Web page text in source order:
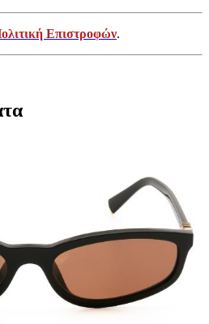
Επιστροφών.